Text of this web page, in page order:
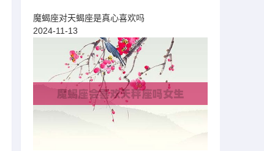
魔蝎座对天蝎座是真心喜欢吗
2024-11-13